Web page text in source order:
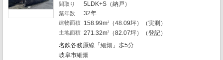
2
2
1
間取り 5LDK+S（納戸）
築年数 32年
建物面積 158.99m2 （48.09坪）（実測）
土地面積 271.32m2
（82.07坪）（登記）
名鉄各務原線「細畑」歩5分
岐阜市細畑